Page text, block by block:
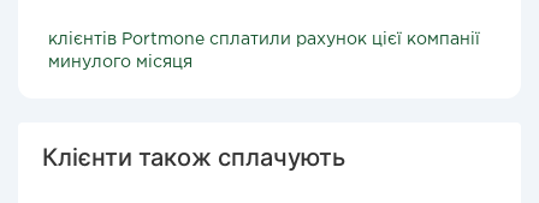
клієнтів Portmone сплатили рахунок цієї компанії
минулого місяця
Клієнти також сплачують